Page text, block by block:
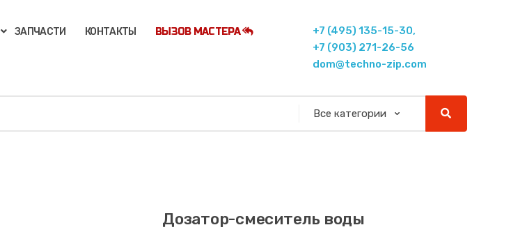
ЗАПЧАСТИ КОНТАКТЫ ВЫЗОВ МАСТЕРА
+7 (495) 135-15-30,
+7 (903) 271-26-56
dom@techno-zip.com
Дозатор-смеситель воды